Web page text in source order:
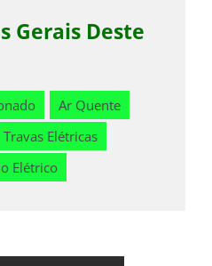
Gerais Deste
Ar Quente
Travas Elétricas
Elétrico